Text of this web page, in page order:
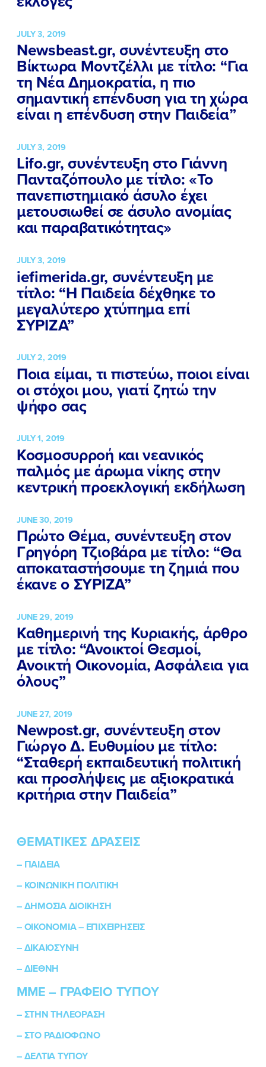
JULY 3, 2019
Newsbeast.gr, συνέντευξη στο
Βίκτωρα Μοντζέλλι με τίτλο: “Για
τη Νέα Δημοκρατία, η πιο
σημαντική επένδυση για τη χώρα
είναι η επένδυση στην Παιδεία”
JULY 3, 2019
Lifo.gr, συνέντευξη στο Γιάννη
Πανταζόπουλο με τίτλο: «Το
πανεπιστημιακό άσυλο έχει
μετουσιωθεί σε άσυλο ανομίας
και παραβατικότητας»
JULY 3, 2019
iefimerida.gr, συνέντευξη με
τίτλο: “Η Παιδεία δέχθηκε το
μεγαλύτερο χτύπημα επί
ΣΥΡΙΖΑ”
JULY 2, 2019
Ποια είμαι, τι πιστεύω, ποιοι είναι
οι στόχοι μου, γιατί ζητώ την
ψήφο σας
JULY 1, 2019
Κοσμοσυρροή και νεανικός
παλμός με άρωμα νίκης στην
κεντρική προεκλογική εκδήλωση
JUNE 30, 2019
Πρώτο Θέμα, συνέντευξη στον
Γρηγόρη Τζιοβάρα με τίτλο: “Θα
αποκαταστήσουμε τη ζημιά που
έκανε ο ΣΥΡΙΖΑ”
JUNE 29, 2019
Καθημερινή της Κυριακής, άρθρο
με τίτλο: “Ανοικτοί Θεσμοί,
Ανοικτή Οικονομία, Ασφάλεια για
όλους”
JUNE 27, 2019
Newpost.gr, συνέντευξη στον
Γιώργο Δ. Ευθυμίου με τίτλο:
“Σταθερή εκπαιδευτική πολιτική
και προσλήψεις με αξιοκρατικά
κριτήρια στην Παιδεία”
ΘΕΜΑΤΙΚΕΣ ΔΡΑΣΕΙΣ
– ΠΑΙΔΕΙΑ
– ΚΟΙΝΩΝΙΚΗ ΠΟΛΙΤΙΚΗ
–ΔΗΜΟΣΙΑ ΔΙΟΙΚΗΣΗ
–ΟΙΚΟΝΟΜΙΑ – ΕΠΙΧΕΙΡΗΣΕΙΣ
–ΔΙΚΑΙΟΣΥΝΗ
–ΔΙΕΘΝΗ
ΜΜΕ – ΓΡΑΦΕΙΟ ΤΥΠΟΥ
–ΣΤΗΝ ΤΗΛΕΟΡΑΣΗ
–ΣΤΟ ΡΑΔΙΟΦΩΝΟ
–ΔΕΛΤΙΑ ΤΥΠΟΥ